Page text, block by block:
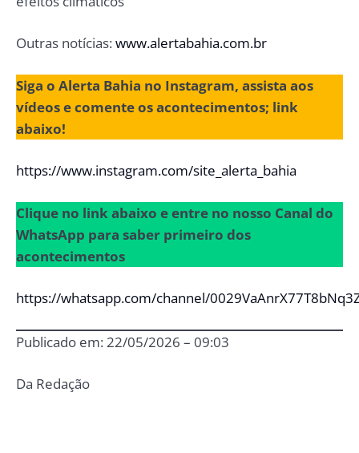
Outras notícias:www.alertabahia.com.br
Siga o Alerta Bahia no Instagram, assista aos
vídeos e comente os acontecimentos; link
abaixo!
https://www.instagram.com/site_alerta_bahia
Clique no link abaixo e entre no nosso Canal do
WhatsApp para saber primeiro dos
acontecimentos
https://whatsapp.com/channel/
Publicado em: 22/05/2026 – 09:03
Da Redação